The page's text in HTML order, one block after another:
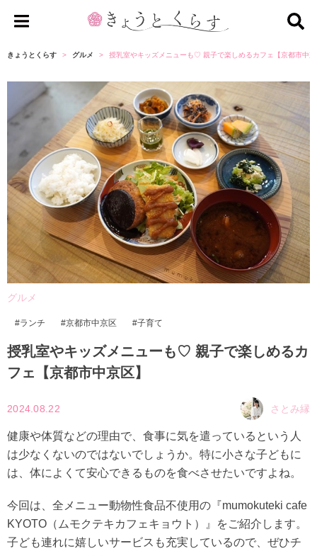
ょ
と
く
ら
す
きょうとくらす グルメ 授乳室やキッズメニューも♡ 親子で楽しめるカフェ【京都市中
グルメ
ランチ 京都市中京区 子育て
授乳室やキッズメニューも♡ 親子で楽しめるカ
フェ【京都市中京区】
2024.08.22 さとみ縁
健康や体質などの理由で、食事に気を遣っているという人
は少なくないのではないでしょうか。特に小さな子どもに
は、体によくて安心できるものを食べさせたいですよね。
今回は、全メニュー動物性食品不使用の『mumokuteki cafe
KYOTO（ムモクテキカフェキョウト）』をご紹介します。
子ども連れに嬉しいサービスも充実しているので、ぜひチ